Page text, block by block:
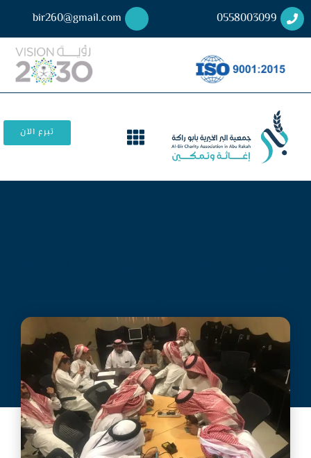
0558003099
bir260@gmail.com
تبرع الآن
جمعية البر أغسطس 9, 2022